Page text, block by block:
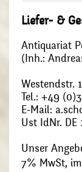
Liefer- &
Antiquariat
(Inh.:
Westendstr.
Tel.: +49
E-Mail:
Ust IdNr. DE
Unser
7% MwSt,